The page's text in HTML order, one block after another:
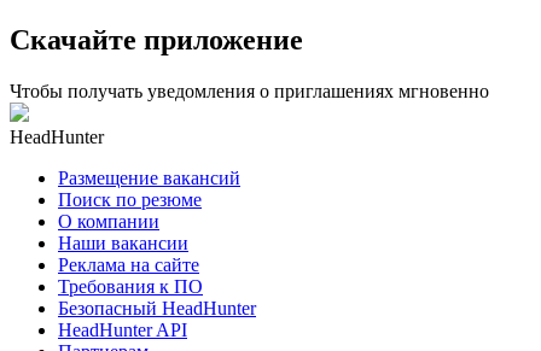
Скачайте приложение
Чтобы получать уведомления о приглашениях мгновенно
HeadHunter
Размещение вакансий
Поиск по резюме
О компании
Наши вакансии
Реклама на сайте
Требования к ПО
Безопасный HeadHunter
HeadHunter API